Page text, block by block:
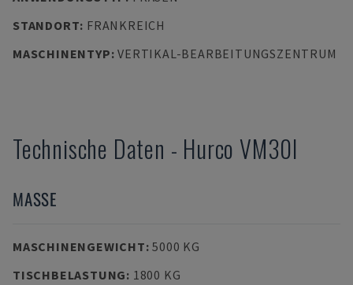
STANDORT: FRANKREICH
MASCHINENTYP:VERTIKAL-BEARBEITUNGSZENTRUM
Technische Daten - Hurco VM30I
MASSE
MASCHINENGEWICHT:5000 KG
TISCHBELASTUNG: 1800 KG